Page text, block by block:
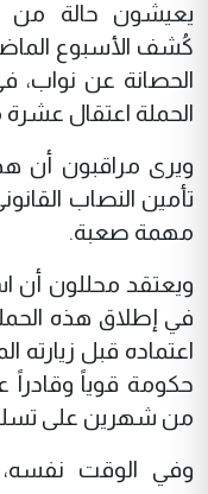
يعيشون حالة من
الحصانة عن نواب،
الحملة اعتقال
ويرى مراقبون أن
مهمة صعبة.
ويعتقد محللون أن
في إطلاق هذه
اعتماده قبل
حكومة قوياً وقادراً
من شهرين على
وفي الوقت